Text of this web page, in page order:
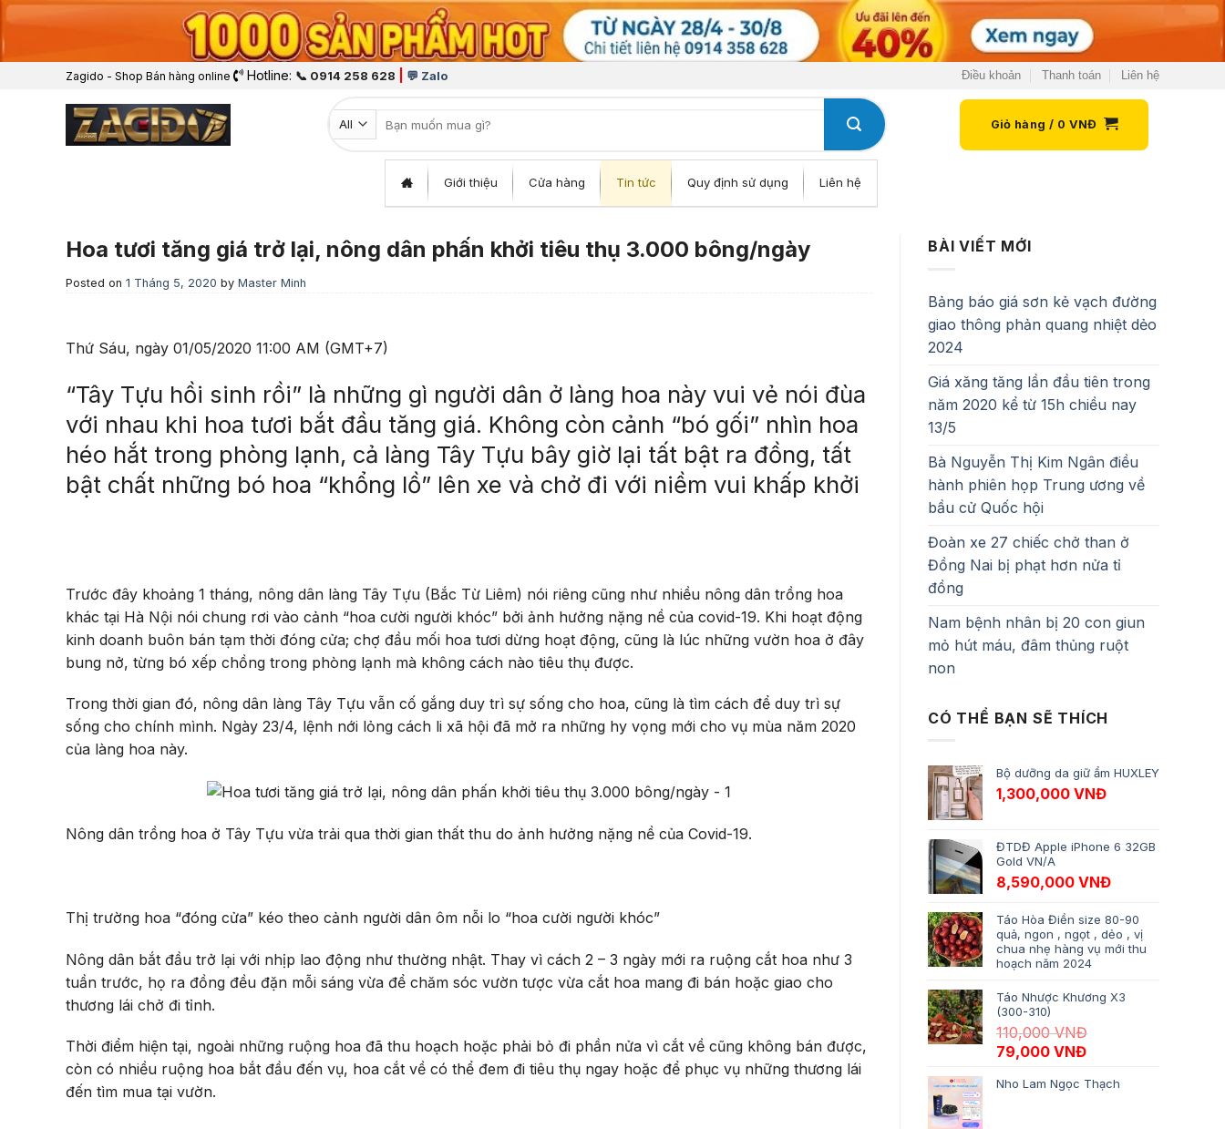
Zagido - Shop Bán hàng online Hotline: 📞 0914 258 628 💬 Zalo Điều khoản Thanh toán Liên hệ
Tìm kiếm:
Giỏ hàng / 0 VNĐ
Giới thiệu Cửa hàng Tin tức Quy định sử dụng Liên hệ
Hoa tươi tăng giá trở lại, nông dân phấn khởi tiêu thụ 3.000 bông/ngày
Posted on 1 Tháng 5, 2020 by Master Minh
Thứ Sáu, ngày 01/05/2020 11:00 AM (GMT+7)
“Tây Tựu hồi sinh rồi” là những gì người dân ở làng hoa này vui vẻ nói đùa
với nhau khi hoa tươi bắt đầu tăng giá. Không còn cảnh “bó gối” nhìn hoa
héo hắt trong phòng lạnh, cả làng Tây Tựu bây giờ lại tất bật ra đồng, tất
bật chất những bó hoa “khổng lồ” lên xe và chở đi với niềm vui khấp khởi
Trước đây khoảng 1 tháng, nông dân làng Tây Tựu (Bắc Từ Liêm) nói riêng cũng như nhiều nông dân trồng hoa
khác tại Hà Nội nói chung rơi vào cảnh “hoa cười người khóc” bởi ảnh hưởng nặng nề của covid-19. Khi hoạt động
kinh doanh buôn bán tạm thời đóng cửa; chợ đầu mối hoa tươi dừng hoạt động, cũng là lúc những vườn hoa ở đây
bung nở, từng bó xếp chồng trong phòng lạnh mà không cách nào tiêu thụ được.
Trong thời gian đó, nông dân làng Tây Tựu vẫn cố gắng duy trì sự sống cho hoa, cũng là tìm cách để duy trì sự
sống cho chính mình. Ngày 23/4, lệnh nới lỏng cách li xã hội đã mở ra những hy vọng mới cho vụ mùa năm 2020
của làng hoa này.
Nông dân trồng hoa ở Tây Tựu vừa trải qua thời gian thất thu do ảnh hưởng nặng nề của Covid-19.
Thị trường hoa “đóng cửa” kéo theo cảnh người dân ôm nỗi lo “hoa cười người khóc”
Nông dân bắt đầu trở lại với nhịp lao động như thường nhật. Thay vì cách 2 – 3 ngày mới ra ruộng cắt hoa như 3
tuần trước, họ ra đồng đều đặn mỗi sáng vừa để chăm sóc vườn tược vừa cắt hoa mang đi bán hoặc giao cho
thương lái chở đi tỉnh.
Thời điểm hiện tại, ngoài những ruộng hoa đã thu hoạch hoặc phải bỏ đi phần nửa vì cắt về cũng không bán được,
còn có nhiều ruộng hoa bắt đầu đến vụ, hoa cắt về có thể đem đi tiêu thụ ngay hoặc để phục vụ những thương lái
đến tìm mua tại vườn.
BÀI VIẾT MỚI
Bảng báo giá sơn kẻ vạch đường
giao thông phản quang nhiệt dẻo
2024
Giá xăng tăng lần đầu tiên trong
năm 2020 kể từ 15h chiều nay
13/5
Bà Nguyễn Thị Kim Ngân điều
hành phiên họp Trung ương về
bầu cử Quốc hội
Đoàn xe 27 chiếc chở than ở
Đồng Nai bị phạt hơn nửa tỉ
đồng
Nam bệnh nhân bị 20 con giun
mỏ hút máu, đâm thủng ruột
non
CÓ THỂ BẠN SẼ THÍCH
Bộ dưỡng da giữ ẩm HUXLEY
1,300,000 VNĐ
ĐTDĐ Apple iPhone 6 32GB
Gold VN/A
8,590,000 VNĐ
Táo Hòa Điền size 80-90
quả, ngon , ngọt , dẻo , vị
chua nhẹ hàng vụ mới thu
hoạch năm 2024
Táo Nhược Khương X3
(300-310)
110,000VNĐ
Giá gốc là: 110,000 VNĐ.
79,000 VNĐGiá hiện tại là:
Nho Lam Ngọc Thạch